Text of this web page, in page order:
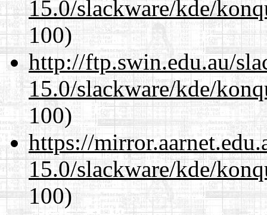
15.0/slackware/kde/
100)
http://ftp.swin.edu.au/
15.0/slackware/kde/
100)
https://
15.0/slackware/kde/
100)